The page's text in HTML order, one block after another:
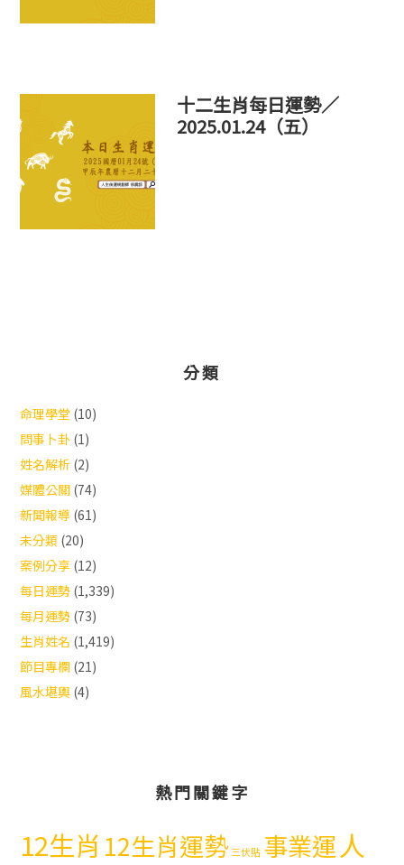
十二生肖每日運勢／
2025.01.24（五）
分類
命理學堂 (10)
問事卜卦 (1)
姓名解析 (2)
媒體公關 (74)
新聞報導 (61)
未分類 (20)
案例分享 (12)
每日運勢 (1,339)
每月運勢 (73)
生肖姓名 (1,419)
節目專欄 (21)
風水堪輿 (4)
熱門關鍵字
12生肖 12生肖運勢 三伏貼 事業運人